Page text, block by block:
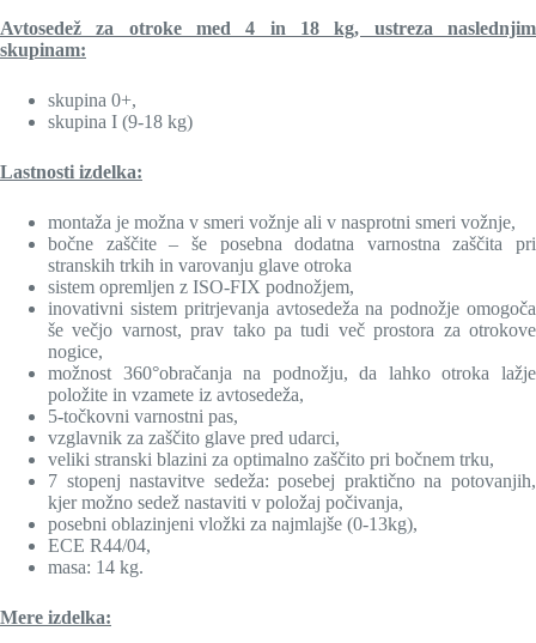
Avtosedež za otroke med 4 in 18 kg, ustreza naslednjim
skupinam:
skupina 0+,
skupina I (9-18 kg)
Lastnosti izdelka:
montaža je možna v smeri vožnje ali v nasprotni smeri vožnje,
bočne zaščite – še posebna dodatna varnostna zaščita pri
stranskih trkih in varovanju glave otroka
sistem opremljen z ISO-FIX podnožjem,
inovativni sistem pritrjevanja avtosedeža na podnožje omogoča
še večjo varnost, prav tako pa tudi več prostora za otrokove
nogice,
možnost 360°obračanja na podnožju, da lahko otroka lažje
položite in vzamete iz avtosedeža,
5-točkovni varnostni pas,
vzglavnik za zaščito glave pred udarci,
veliki stranski blazini za optimalno zaščito pri bočnem trku,
7 stopenj nastavitve sedeža: posebej praktično na potovanjih,
kjer možno sedež nastaviti v položaj počivanja,
posebni oblazinjeni vložki za najmlajše (0-13kg),
ECE R44/04,
masa: 14 kg.
Mere izdelka: